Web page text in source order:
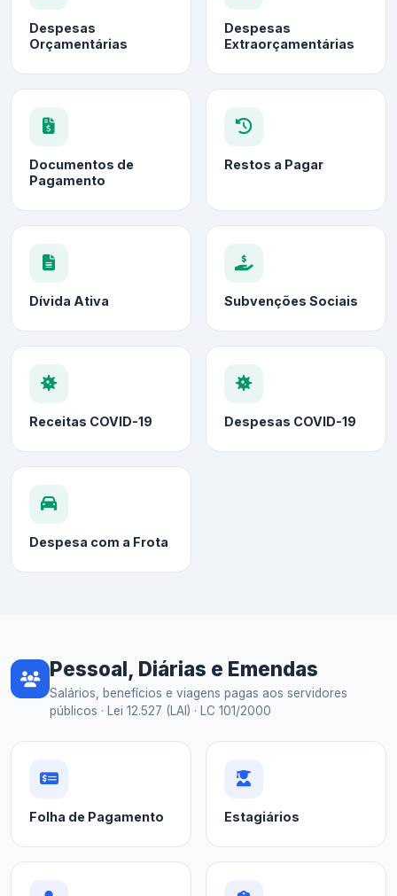
Despesas
Orçamentárias
Despesas
Extraorçamentárias
Documentos de
Pagamento
Restos a Pagar
Dívida Ativa Subvenções Sociais
Receitas COVID-19 Despesas COVID-19
Despesa com a Frota
Pessoal, Diárias e Emendas
Salários, benefícios e viagens pagas aos servidores
públicos · Lei 12.527 (LAI) · LC 101/2000
Folha de Pagamento Estagiários